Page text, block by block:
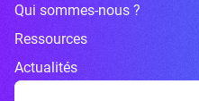
Qui sommes-nous ?
Ressources
Actualités